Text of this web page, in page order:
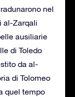
nel
al-Zarqali
ausiliarie
di Toledo
da al-
di Tolomeo
quel tempo